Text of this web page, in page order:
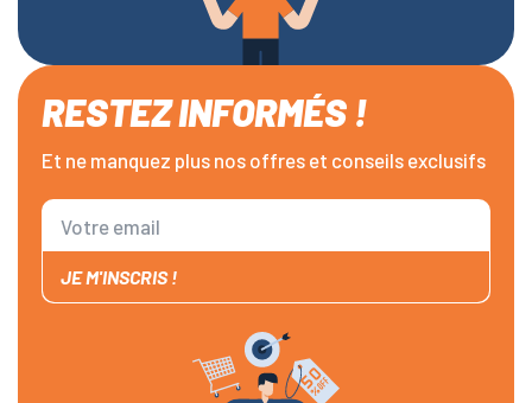
RESTEZ INFORMÉS !
Et ne manquez plus nos offres et conseils exclusifs
JE M'INSCRIS !